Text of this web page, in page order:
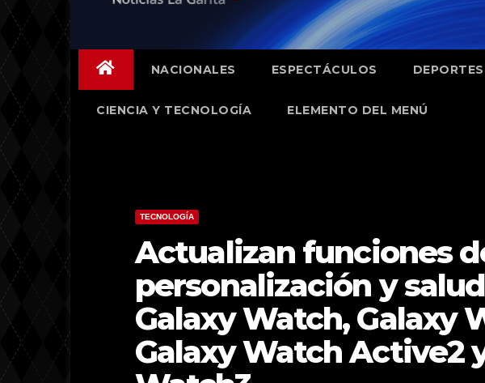
NACIONALES ESPECTÁCULOS DEPORTES
CIENCIA Y TECNOLOGÍA ELEMENTO DEL MENÚ
TECNOLOGÍA
Actualizan funciones
personalización y
Galaxy Watch, Galaxy
Galaxy Watch Active2